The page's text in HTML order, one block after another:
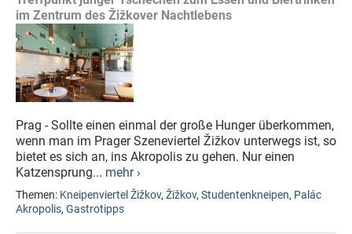
im Zentrum des Žižkover Nachtlebens
Prag - Sollte einen einmal der große Hunger überkommen,
wenn man im Prager Szeneviertel Žižkov unterwegs ist, so
bietet es sich an, ins Akropolis zu gehen. Nur einen
Katzensprung... mehr ›
Themen: Kneipenviertel Žižkov, Žižkov, Studentenkneipen, Palác
Akropolis, Gastrotipps